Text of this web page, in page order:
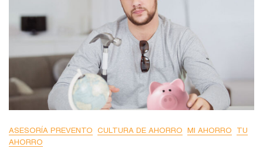
ASESORÍA PREVENTO CULTURA DE AHORRO MI AHORRO
TU
AHORRO